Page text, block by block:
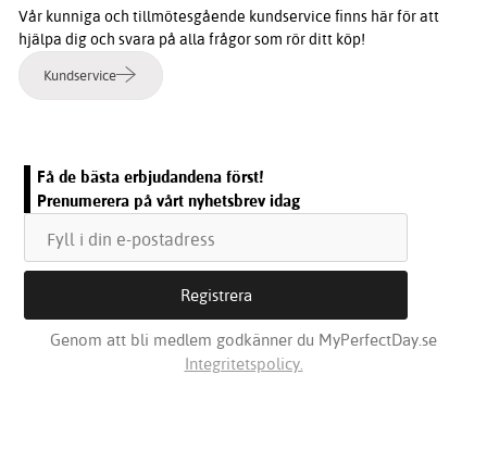
Vår kunniga och tillmötesgående kundservice finns här för att
hjälpa dig och svara på alla frågor som rör ditt köp!
Kundservice
Få de bästa erbjudandena först!
Prenumerera på vårt nyhetsbrev idag
Genom att bli medlem godkänner du MyPerfectDay.se
Integritetspolicy.